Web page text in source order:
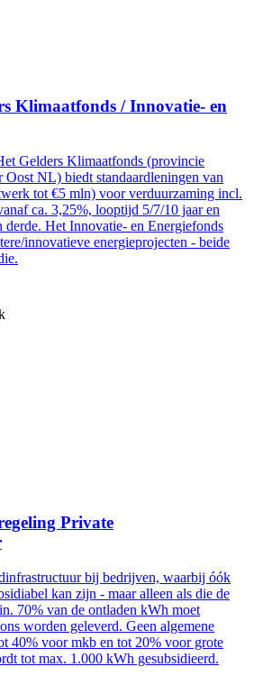
Klimaatfonds / Innovatie- en
Gelders Klimaatfonds (provincie
Oost NL) biedt standaardleningen van
tot €5 mln) voor verduurzaming incl.
ca. 3,25%, looptijd 5/7/10 jaar en
derde. Het Innovatie- en Energiefonds
innovatieve energieprojecten - beide
Private
bij bedrijven, waarbij óók
kan zijn - maar alleen als die de
70% van de ontladen kWh moet
worden geleverd. Geen algemene
40% voor mkb en tot 20% voor grote
tot max. 1.000 kWh gesubsidieerd.